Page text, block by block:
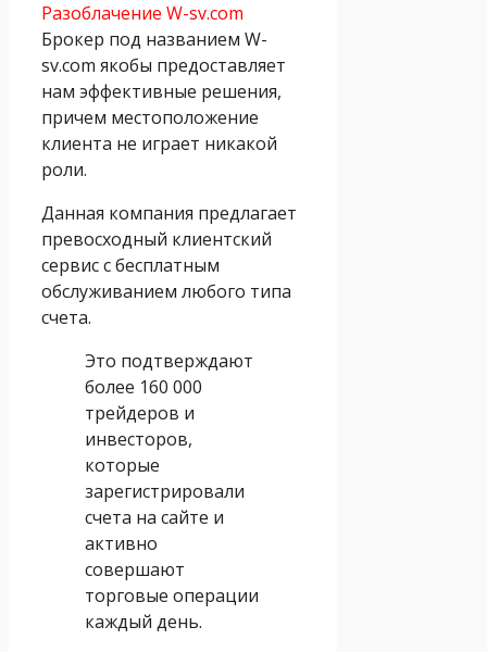
Разоблачение W-sv.com
Брокер под названием W-
sv.com якобы предоставляет
нам эффективные решения,
причем местоположение
клиента не играет никакой
роли.
Данная компания предлагает
превосходный клиентский
сервис с бесплатным
обслуживанием любого типа
счета.
Это подтверждают
более 160 000
трейдеров и
инвесторов,
которые
зарегистрировали
счета на сайте и
активно
совершают
торговые операции
каждый день.